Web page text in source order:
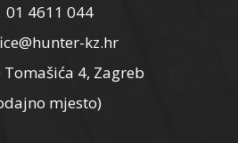
01 4611 044
kz.hr
4, Zagreb
mjesto)